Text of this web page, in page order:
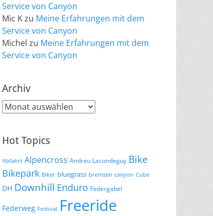
Service von Canyon
Mic Kzu Meine Erfahrungen mit dem
Service von Canyon
Michel zu Meine Erfahrungen mit dem
Service von Canyon
Archiv
Archiv
Hot Topics
Abfahrt Alpencross Andreu Lacondeguy Bike
Bikepark Biker bluegrass bremsen canyon Cube
DH Downhill Enduro Federgabel
Federweg Festival Freeride